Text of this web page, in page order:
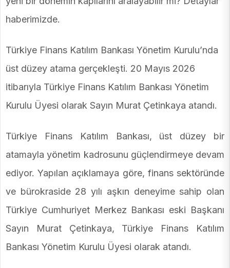
haberimizde.
Türkiye Finans Katılım Bankası Yönetim Kurulu’nda
üst düzey atama gerçekleşti. 20 Mayıs 2026
itibarıyla Türkiye Finans Katılım Bankası Yönetim
Kurulu Üyesi olarak Sayın Murat Çetinkaya atandı.
Türkiye Finans Katılım Bankası, üst düzey bir
atamayla yönetim kadrosunu güçlendirmeye devam
ediyor. Yapılan açıklamaya göre, finans sektöründe
ve bürokraside 28 yılı aşkın deneyime sahip olan
Türkiye Cumhuriyet Merkez Bankası eski Başkanı
Sayın Murat Çetinkaya, Türkiye Finans Katılım
Bankası Yönetim Kurulu Üyesi olarak atandı.